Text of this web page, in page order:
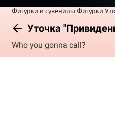
Фигурки и сувениры Фигурки
Уточка
Who you gonna call?